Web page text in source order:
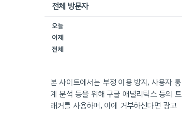
전체 방문자
오늘
어제
전체
본 사이트에서는 부정 이용 방지, 사용자 통
계 분석 등을 위해 구글 애널리틱스 등의 트
래커를 사용하며, 이에 거부하신다면 광고